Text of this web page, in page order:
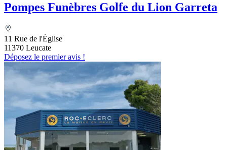
Pompes Funèbres Golfe du Lion Garreta
11 Rue de l'Église
11370 Leucate
Déposez le premier avis !